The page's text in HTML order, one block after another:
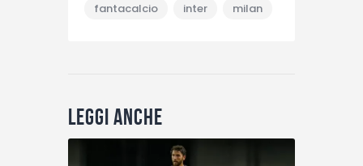
fantacalcio
inter milan
Leggi anche